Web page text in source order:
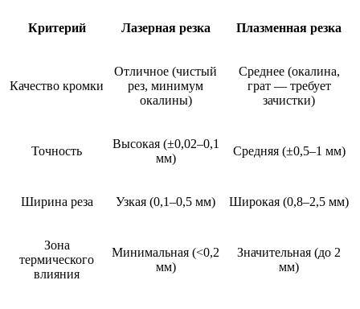
Критерий Лазерная резка Плазменная резка
Качество кромки
Отличное (чистый
рез, минимум
окалины)
Среднее (окалина,
грат — требует
зачистки)
Точность
Высокая (±0,02–0,1
мм)
Средняя (±0,5–1 мм)
Ширина реза Узкая (0,1–0,5 мм) Широкая (0,8–2,5 мм)
Зона
термического
влияния
Минимальная (<0,2
мм)
Значительная (до 2
мм)